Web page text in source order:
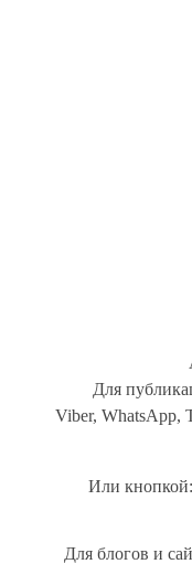
Для
Viber, WhatsApp,
Или кнопкой:
Для блогов и